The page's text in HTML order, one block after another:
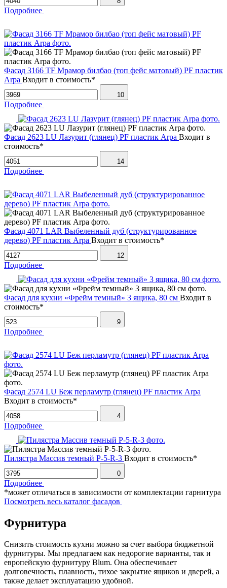
Подробнее
Фасад 3166 TF Мрамор билбао (топ фейс матовый) PF пластик
Arpa Входит в стоимость*
10
Подробнее
Фасад 2623 LU Лазурит (глянец) PF пластик Arpa Входит в
стоимость*
14
Подробнее
Фасад 4071 LAR Выбеленный дуб (структурированное
дерево) PF пластик Arpa Входит в стоимость*
12
Подробнее
Фасад для кухни «Фрейм темный» 3 ящика, 80 см Входит в
стоимость*
9
Подробнее
Фасад 2574 LU Беж перламутр (глянец) PF пластик Arpa
Входит в стоимость*
4
Подробнее
Пилястра Массив темный P-5-R-3 Входит в стоимость*
0
Подробнее
*может отличаться в зависимости от комплектации гарнитура
Посмотреть весь каталог фасадов
Фурнитура
Снизить стоимость кухни можно за счет выбора бюджетной
фурнитуры. Мы предлагаем как недорогие варианты, так и
европейскую фурнитуру Blum. Она обеспечивает
долговечность, плавность, тихое закрытие ящиков и дверей, а
также делает эксплуатацию удобной.